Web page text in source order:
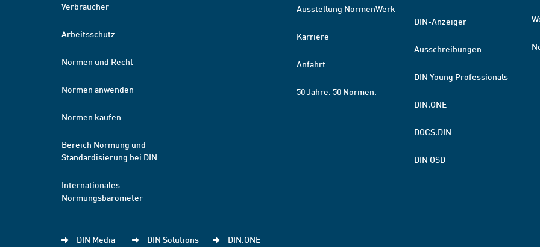
Verbraucher
Arbeitsschutz
Normen und Recht
Normen anwenden
Normen kaufen
Bereich Normung und
Standardisierung bei DIN
Internationales
Normungsbarometer
Ausstellung NormenWerk
Karriere
Anfahrt
50 Jahre. 50 Normen.
DIN-Anzeiger
Ausschreibungen
DIN Young Professionals
DIN.ONE
DOCS.DIN
DIN OSD
DIN Media DIN Solutions DIN.ONE